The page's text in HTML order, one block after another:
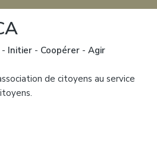
- Initier- Coopérer- Agir
de citoyens au service